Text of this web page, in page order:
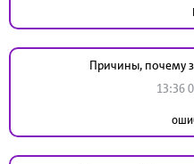
Причины, почему
13:36